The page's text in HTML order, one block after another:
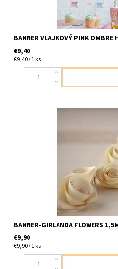
BANNER VLAJKOVÝ PINK OMBRE
€9,40
€9,40 / 1 ks
papierova girlanda s kvetmi dlzka
BANNER-GIRLANDA FLOWERS
€9,90
€9,90 / 1 ks